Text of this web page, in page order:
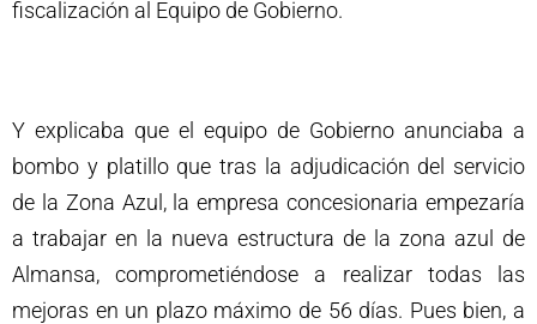
fiscalización al Equipo de Gobierno.
Y explicaba que el equipo de Gobierno anunciaba a
bombo y platillo que tras la adjudicación del servicio
de la Zona Azul, la empresa concesionaria empezaría
a trabajar en la nueva estructura de la zona azul de
Almansa, comprometiéndose a realizar todas las
mejoras en un plazo máximo de 56 días. Pues bien, a